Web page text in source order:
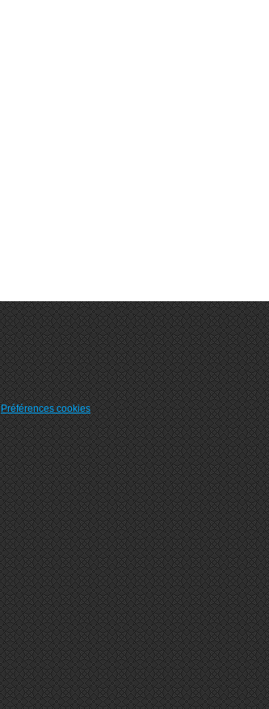
Préférences cookies